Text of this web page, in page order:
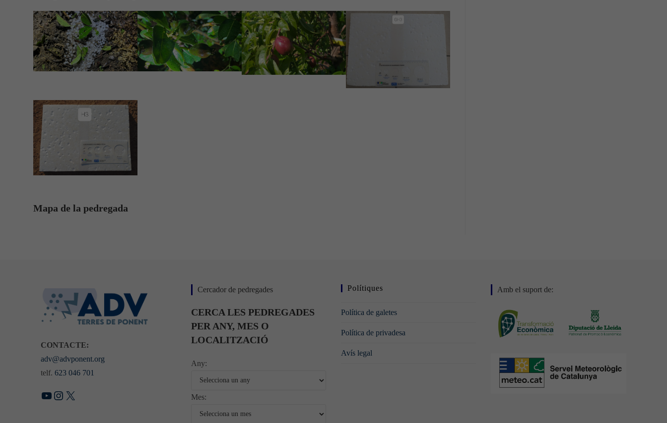
Mapa de la pedregada
CONTACTE:
adv@advponent.org
telf.623 046 701
YouTubeInstagram
X
Cercador de pedregades
CERCA LES PEDREGADES
PER ANY, MES O
LOCALITZACIÓ
Any:
Mes:
Polítiques
Política de galetes
Política de privadesa
Avís legal
Amb el suport de: